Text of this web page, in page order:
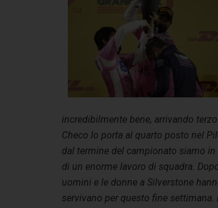
incredibilmente bene, arrivando
Checo lo porta al quarto posto nel
dal termine del campionato siamo
di un enorme lavoro di squadra.
uomini e le donne a Silverstone
servivano per questo fine